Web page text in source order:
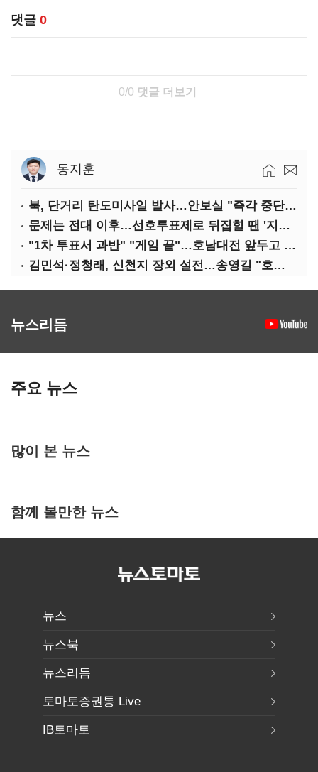
댓글 0
0/0 댓글 더보기
동지훈
북, 단거리 탄도미사일 발사…안보실 "즉각 중단 촉구"
문제는 전대 이후…선호투표제로 뒤집힐 땐 '지지층 불복'
"1차 투표서 과반" "게임 끝"…호남대전 앞두고 '충돌'
김민석·정청래, 신천지 장외 설전…송영길 "호남 계몽 규탄"
뉴스리듬
주요 뉴스
많이 본 뉴스
함께 볼만한 뉴스
뉴스
뉴스북
뉴스리듬
토마토증권통 Live
IB토마토